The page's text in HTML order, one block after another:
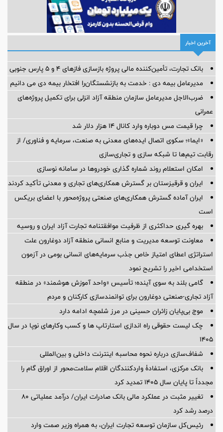
آخرین اخبار
بانک تجارت، تأمین‌کننده مالی پروژه بازسازی فازهای ۴ و ۵ پارس جنوبی
مدیرعامل بیمه دی : خدمت به بازنشستگان‌را افتخار بیمه دی می دانیم
ضرب‌الاجل مدیرعامل سازمان منطقه آزاد انزلی برای تكمیل پروژه‌های
عمرانی
چرا قیمت مس دوباره وارد کانال ۱۴ هزار دلار شد
«ایما»؛ سکوی اتصال ایده‌های معدنی به صنعت، سرمایه و فناوری/ از
رقابت تیم‌ها تا شبکه سازی و تجاری‌سازی
امکان استعلام روند شماره گذاری خودروها در سامانه نوسازی
ایران و قرقیزستان بر گسترش همکاری‌های تجاری و معدنی تأکید کردند
ایران آماده گسترش همکاری‌های صنعتی پروژه‌محور با اعضای بریکس
است
بهره گیری حداکثری از ظرفیت موافقتنامه تجارت آزاد ایران و روسیه
معاونت توسعه مدیریت و منابع انسانی منطقه آزاد دوغارون علت
استراتژی اعطای امتیاز خاص جذب سرمایه‌های انسانی بومی در آزمون
استخدامی اخیر را تشریح نمود
گامی بلند به سوی آینده؛ تأسیس «واحد آموزش هوشمند» در منطقه
آزاد تجاری-صنعتی دوغارون برای توانمندسازی کارکنان و مردم
موج بی‌پایان زائران حسینی در مرز شلمچه ادامه دارد
چک لیست حقوقی راه اندازی استارتاپ ها و کسب وکارهای نوپا در سال
۱۴۰۵
شفاف‌سازی درباره نحوه محاسبه اینترنت داخلی و بین‌المللی
بانک مرکزی، استفادۀ واردکنندگان اقلام سلامت‌محور از اوراق گام را
مجدداً تا پایان سال ۱۴۰۵ تمدید کرد
تغییر مثبت در عملکرد مالی بانک صادرات ایران/ درآمد عملیاتی 80
درصد رشد کرد
رئیس‌کل سازمان توسعه تجارت ایران، به همراه وزیر صمت وارد